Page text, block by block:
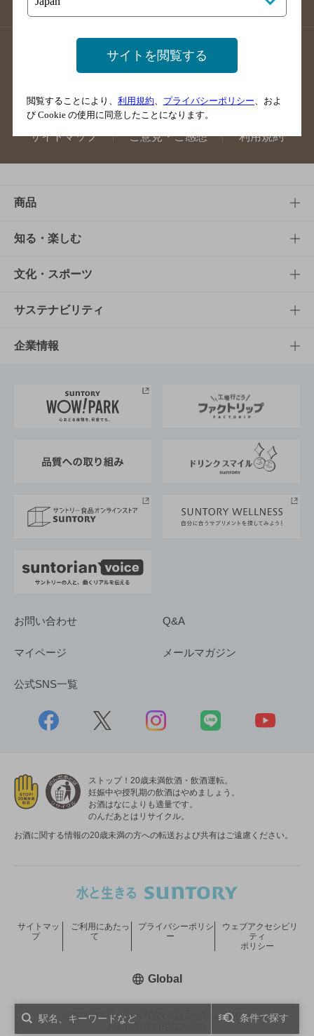
店舗登録方法のご案内
店舗情報更新方法のご案内
掲載店舗様ログイン
サイトマップ ご意見・ご感想 利用規約
条件で探す
商品
商品TOP
商品一覧
商品発売情報
栄養成分一覧
知る・楽しむ
知る・楽しむTOP
キャンペーン
工場見学
地域情報
文化・スポーツ
文化・スポーツTOP
サントリーホール
サントリーサンバーズ大阪
サステナビリティ
サステナビリティTOP
サントリーが考えるサステナビリティ経営
企業情報
企業概要
採用情報
お問い合わせ Q&A
マイページ メールマガジン
公式SNS一覧
ストップ！20歳未満飲酒・飲酒運転。
妊娠中や授乳期の飲酒はやめましょう。
お酒はなによりも適量です。
のんだあとはリサイクル。
お酒に関する情報の20歳未満の方への転送および共有はご遠慮ください。
COPYRIGHT © SUNTORY HOLDINGS LIMITED.
サイトマッ
プ
ご利用にあたっ
て
プライバシーポリシ
ー
ウェブアクセシビリ
ティ
ポリシー
Global新しいウィンドウで開く
サイトを閲覧する
閲覧することにより、 利用規約 プライバシーポリシー 、およ
び Cookie の使用に同意したことになります。